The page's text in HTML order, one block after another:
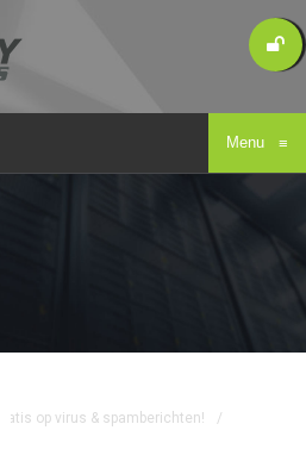
Menu ≡
op virus & spamberichten! /